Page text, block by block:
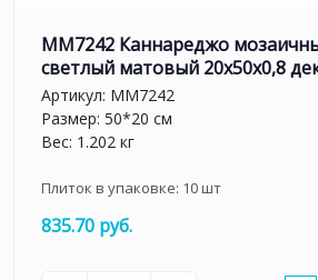
MM7242 Каннареджо
светлый матовый 20x50x0,8
Артикул: MM7242
Размер: 50*20 см
Вес: 1.202 кг
Плиток в упаковке: 10шт
835.70 руб.